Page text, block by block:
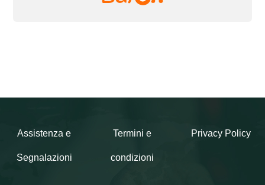
Assistenza e
Segnalazioni
Termini e
condizioni
Privacy Policy